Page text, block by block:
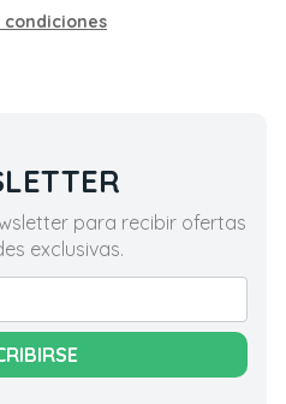
condiciones
para recibir ofertas
exclusivas.